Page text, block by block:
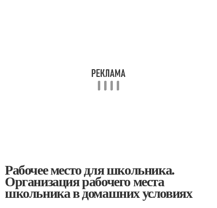
Рабочее место для школьника.
Организация рабочего места
школьника в домашних условиях